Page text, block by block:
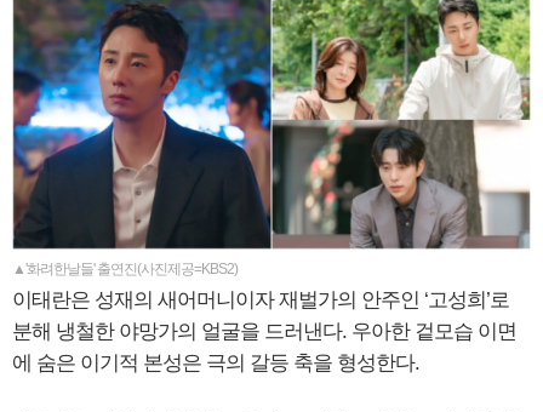
▲'화려한날들' 출연진(사진제공=KBS2)
이태란은 성재의 새어머니이자 재벌가의 안주인 ‘고성희’로
분해 냉철한 야망가의 얼굴을 드러낸다. 우아한 겉모습 이면
에 숨은 이기적 본성은 극의 갈등 축을 형성한다.